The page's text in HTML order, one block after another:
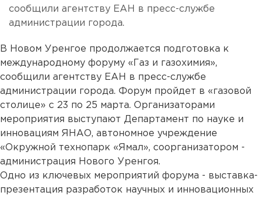
сообщили агентству ЕАН в пресс-службе
администрации города.
В Новом Уренгое продолжается подготовка к
международному форуму «Газ и газохимия»,
сообщили агентству ЕАН в пресс-службе
администрации города. Форум пройдет в «газовой
столице» с 23 по 25 марта. Организаторами
мероприятия выступают Департамент по науке и
инновациям ЯНАО, автономное учреждение
«Окружной технопарк «Ямал», соорганизатором -
администрация Нового Уренгоя.
Одно из ключевых мероприятий форума - выставка-
презентация разработок научных и инновационных